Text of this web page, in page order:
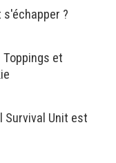
s'échapper ?
Toppings et
Survival Unit est